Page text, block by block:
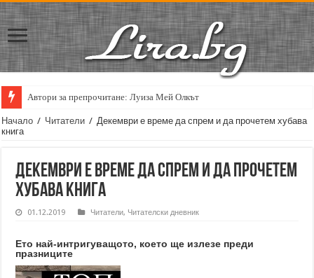
Автори за препрочитане: Луиза Мей Олкът
Кирил Кадийски: „Плачът на големия поет винаги е и сила, и
Начало / Читатели / Декември е време да спрем и да прочетем хубава
книга
Декември е време да спрем и да прочетем
хубава книга
01.12.2019 Читатели, Читателски дневник
Ето най-интригуващото, което ще излезе преди
празниците